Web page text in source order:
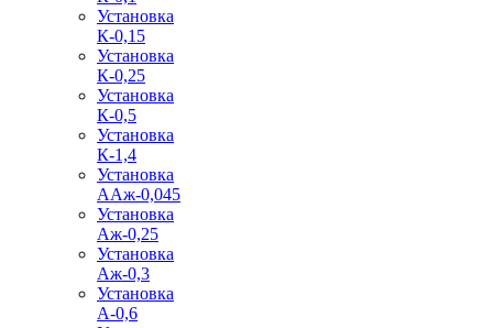
Установка
К-0,15
Установка
К-0,25
Установка
К-0,5
Установка
К-1,4
Установка
ААж-0,045
Установка
Аж-0,25
Установка
Аж-0,3
Установка
А-0,6